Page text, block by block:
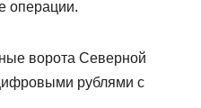
операции.
ворота Северной
рублями с